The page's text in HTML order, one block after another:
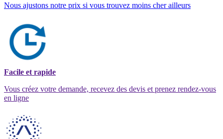
Nous ajustons notre prix si vous trouvez moins cher ailleurs
Facile et rapide
Vous créez votre demande, recevez des devis et prenez rendez-vous
en ligne